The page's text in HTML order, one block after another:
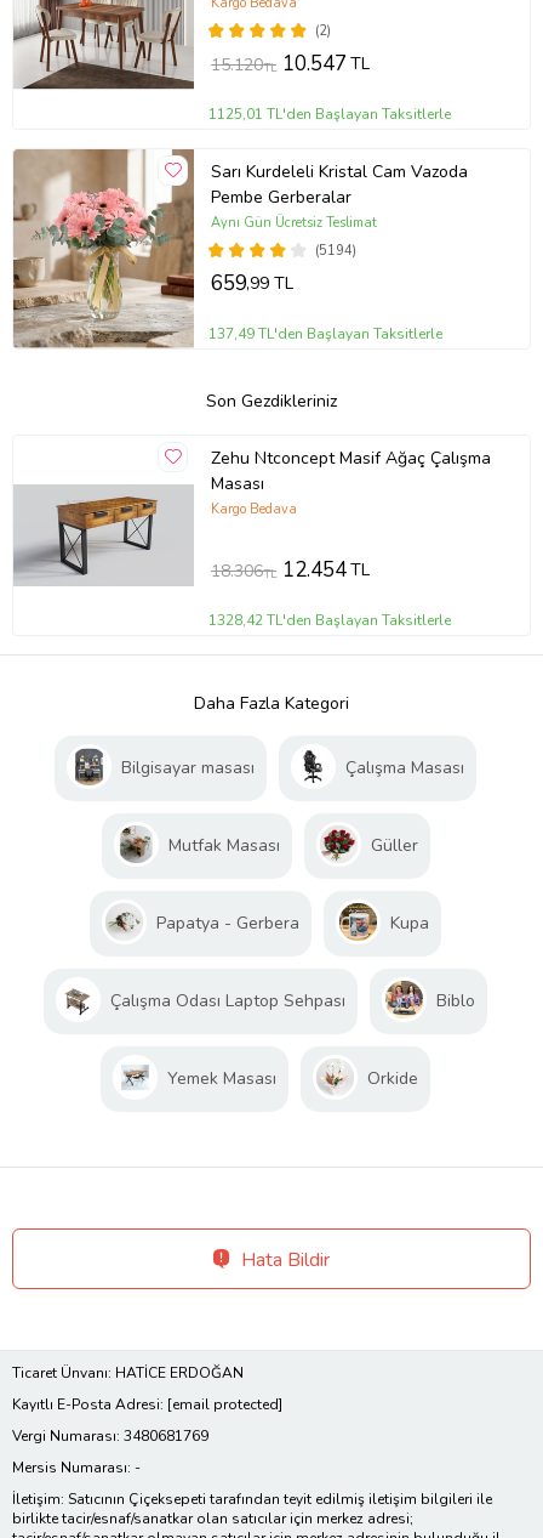
(2)
15.120TL 10.547TL
1125,01 TL'den Başlayan Taksitlerle
Sarı Kurdeleli Kristal Cam Vazoda
Pembe Gerberalar
(5194)
Aynı Gün Ücretsiz Teslimat
659,99 TL
137,49 TL'den Başlayan Taksitlerle
Son Gezdikleriniz
Zehu Ntconcept Masif Ağaç Çalışma
Masası
Kargo Bedava
18.306TL 12.454TL
1328,42 TL'den Başlayan Taksitlerle
Daha Fazla Kategori
Bilgisayar masası Çalışma Masası
Mutfak Masası Güller
Papatya - Gerbera Kupa
Çalışma Odası Laptop Sehpası Biblo
Yemek Masası Orkide
Hata Bildir
Ticaret Ünvanı: HATİCE ERDOĞAN
Kayıtlı E-Posta Adresi: [email protected]
Vergi Numarası: 3480681769
Mersis Numarası: -
İletişim: Satıcının Çiçeksepeti tarafından teyit edilmiş iletişim bilgileri ile
birlikte tacir/esnaf/sanatkar olan satıcılar için merkez adresi;